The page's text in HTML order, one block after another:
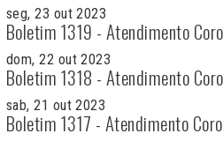
seg, 23 out 2023
Boletim 1319 - Atendimento
dom, 22 out 2023
Boletim 1318 - Atendimento
sab, 21 out 2023
Boletim 1317 - Atendimento